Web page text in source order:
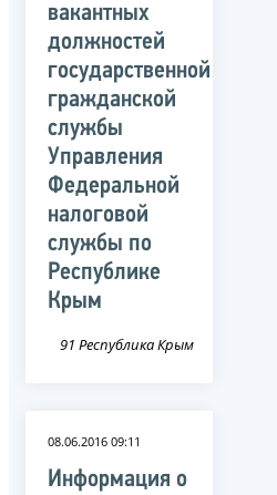
вакантных
должностей
государственной
гражданской
службы
Управления
Федеральной
налоговой
службы по
Республике
Крым
91 Республика Крым
08.06.2016 09:11
Информация о